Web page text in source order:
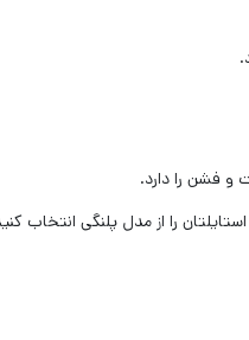
و فشن را دارد.
را از مدل پلنگی انتخاب